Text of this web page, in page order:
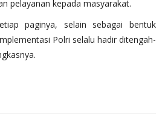
pelayanan kepada masyarakat.
paginya, selain sebagai bentuk
Polri selalu hadir ditengah-